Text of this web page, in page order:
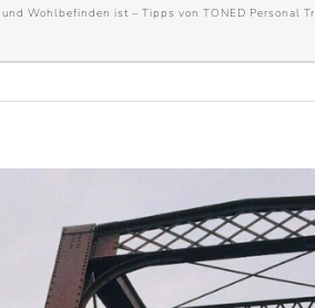
Wohlbefinden ist – Tipps von TONED Personal